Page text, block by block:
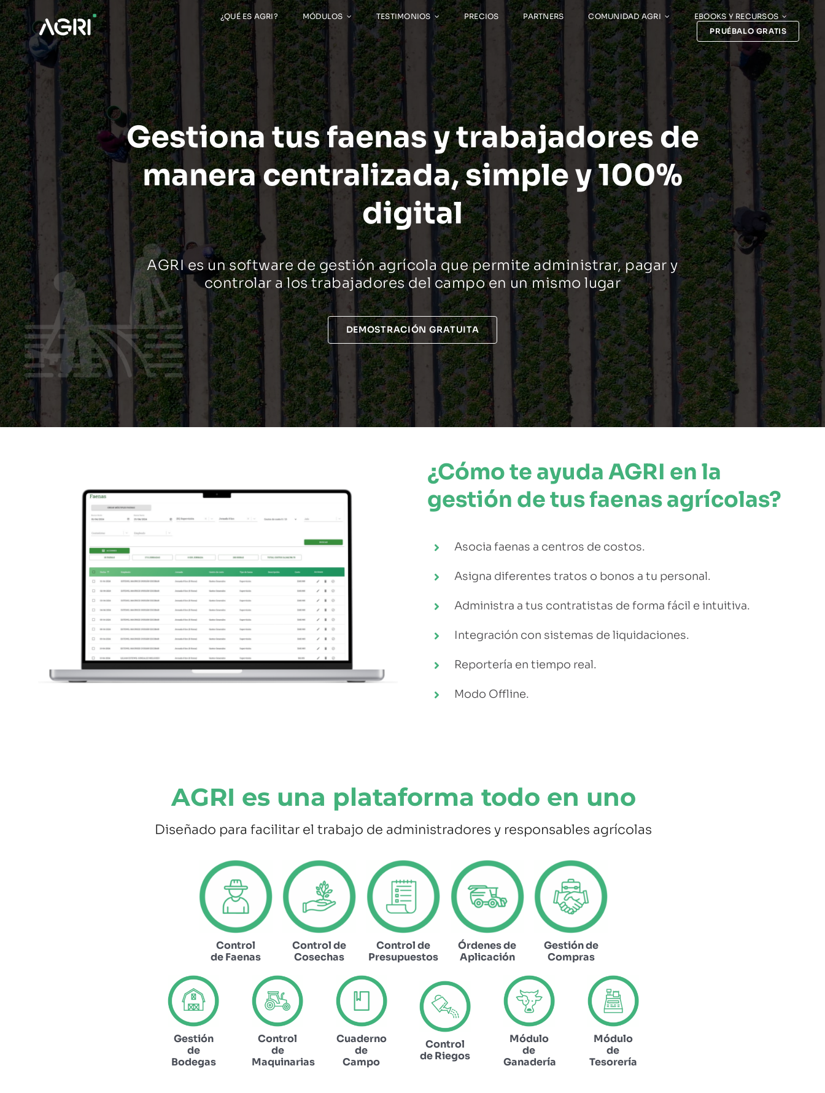
Saltar
al
contenido
¿QUÉ ES AGRI? MÓDULOS TESTIMONIOS PRECIOS PARTNERS COMUNIDAD AGRI
EBOOKS Y RECURSOS
PRUÉBALO GRATIS
Gestiona tus faenas y trabajadores de
manera centralizada, simple y 100%
digital
AGRI es un software de gestión agrícola que permite administrar, pagar y
controlar a los trabajadores del campo en un mismo lugar
DEMOSTRACIÓN GRATUITA
¿Cómo te ayuda AGRI en la
gestión de tus faenas agrícolas?
Asocia faenas a centros de costos.
Asigna diferentes tratos o bonos a tu personal.
Administra a tus contratistas de forma fácil e intuitiva.
Integración con sistemas de liquidaciones.
Reportería en tiempo real.
Modo Offline.
AGRI es una plataforma todo en uno
Diseñado para facilitar el trabajo de administradores y responsables agrícolas
Control
de Faenas
Control de
Cosechas
Control de
Presupuestos
Órdenes de
Aplicación
Gestión de
Compras
Gestión
de
Bodegas
Control
de
Maquinarias
Cuaderno
de
Campo
Control
de Riegos
Módulo
de
Ganadería
Módulo
de
Tesorería